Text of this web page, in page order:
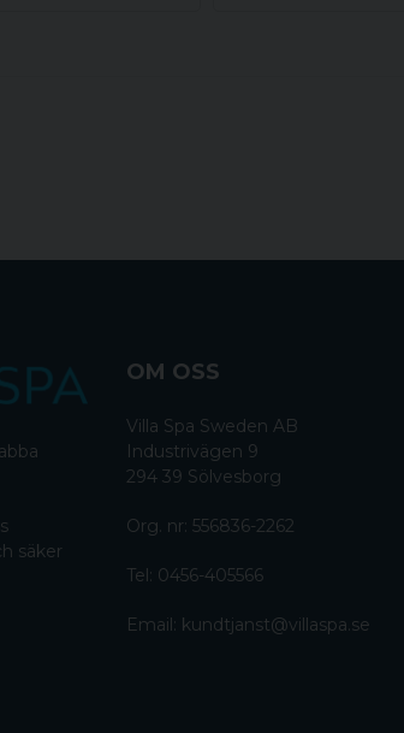
säker
OM OSS
Villa Spa Sweden AB
Industrivägen 9
294 39 Sölvesborg
Org. nr: 556836-2262
Tel: 0456-405566
Email: kundtjanst@villaspa.se